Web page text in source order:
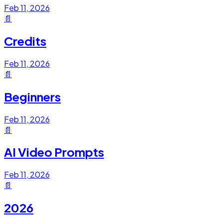
Feb 11, 2026
📄
Credits
Feb 11, 2026
📄
Beginners
Feb 11, 2026
📄
AI Video Prompts
Feb 11, 2026
📄
2026